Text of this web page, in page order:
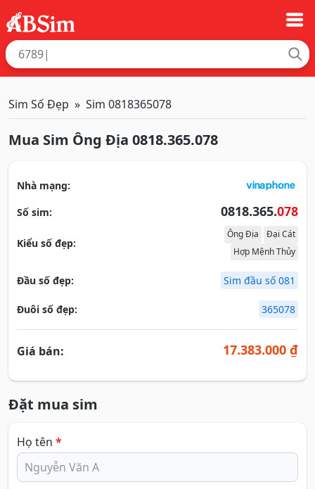
Sim Số Đẹp Sim 0818365078
Mua Sim Ông Địa 0818.365.078
Nhà mạng:
Số sim:
0818.365.078
Kiểu số đẹp:
Ông Địa
Đại Cát
Hợp Mệnh Thủy
Đầu số đẹp: Sim đầu số 081
Đuôi số đẹp: 365078
Giá bán: 17.383.000 ₫
Đặt mua sim
Họ tên *